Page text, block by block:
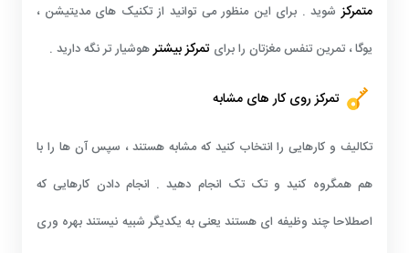
متمرکزشوید . برای این منظور می توانید از تکنیک های مدیتیشن ،
یوگا ، تمرین تنفس مغزتان را برای تمرکز بیشترهوشیار تر نگه دارید .
تمرکز روی کار های مشابه
تکالیف و کارهایی را انتخاب کنید که مشابه هستند ، سپس آن ها را با
هم همگروه کنید و تک تک انجام دهید . انجام دادن کارهایی که
اصطلاحا چند وظیفه ای هستند یعنی به یکدیگر شبیه نیستند بهره وری